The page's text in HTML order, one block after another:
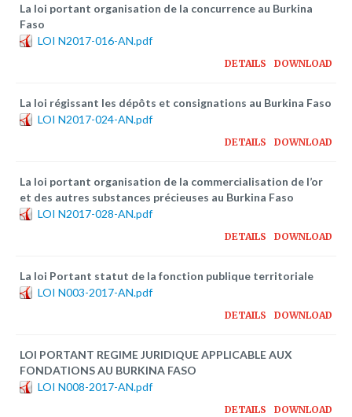
La loi portant organisation de la concurrence au Burkina
Faso
LOI N2017-016-AN.pdf
DOWNLOAD
DETAILS
La loi régissant les dépôts et consignations au Burkina Faso
LOI N2017-024-AN.pdf
DOWNLOAD
DETAILS
La loi portant organisation de la commercialisation de l’or
et des autres substances précieuses au Burkina Faso
LOI N2017-028-AN.pdf
DOWNLOAD
DETAILS
La loi Portant statut de la fonction publique territoriale
LOI N003-2017-AN.pdf
DOWNLOAD
DETAILS
LOI PORTANT REGIME JURIDIQUE APPLICABLE AUX
FONDATIONS AU BURKINA FASO
LOI N008-2017-AN.pdf
DOWNLOAD
DETAILS